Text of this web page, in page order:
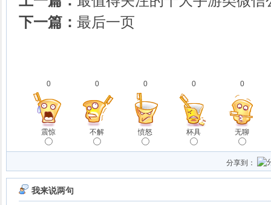
下一篇： 最后一页
0
震惊
0
不解
0
愤怒
0
杯具
0
无聊
分享到：